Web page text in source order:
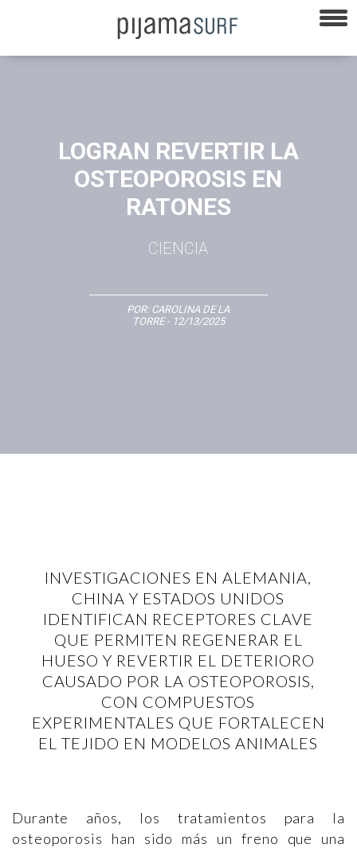
LOGRAN REVERTIR LA
OSTEOPOROSIS EN
RATONES
CIENCIA
POR: CAROLINA DE LA
TORRE- 12/13/2025
INVESTIGACIONES EN ALEMANIA,
CHINA Y ESTADOS UNIDOS
IDENTIFICAN RECEPTORES CLAVE
QUE PERMITEN REGENERAR EL
HUESO Y REVERTIR EL DETERIORO
CAUSADO POR LA OSTEOPOROSIS,
CON COMPUESTOS
EXPERIMENTALES QUE FORTALECEN
EL TEJIDO EN MODELOS ANIMALES
Durante años, los tratamientos para la
osteoporosis han sido más un freno que una